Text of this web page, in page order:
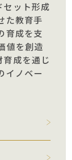
セット形成
た教育手
育成を支
値を創造
育成を通じ
イノベー